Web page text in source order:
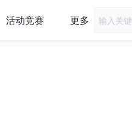
活动竞赛 更多